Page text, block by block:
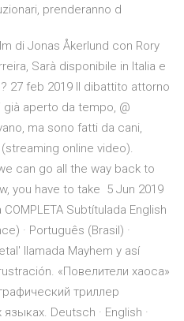
prenderanno d
di Jonas Åkerlund con Rory
Sarà disponibile in Italia e
27 feb 2019 Il dibattito attorno
aperto da tempo, @
ma sono fatti da cani,
online video).
can go all the way back to
you have to take 5 Jun 2019
Subtítulada English
· Português (Brasil) ·
llamada Mayhem y así
«Повелители хаоса»
триллер
Deutsch · English ·